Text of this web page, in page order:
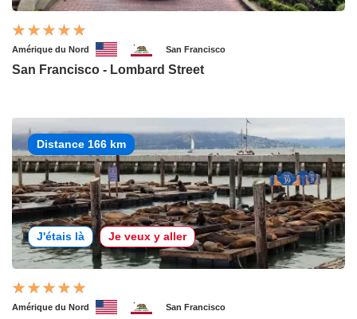
Amérique du Nord San Francisco
San Francisco - Lombard Street
Distance 166 km
J'étais là Je veux y aller
Amérique du Nord San Francisco